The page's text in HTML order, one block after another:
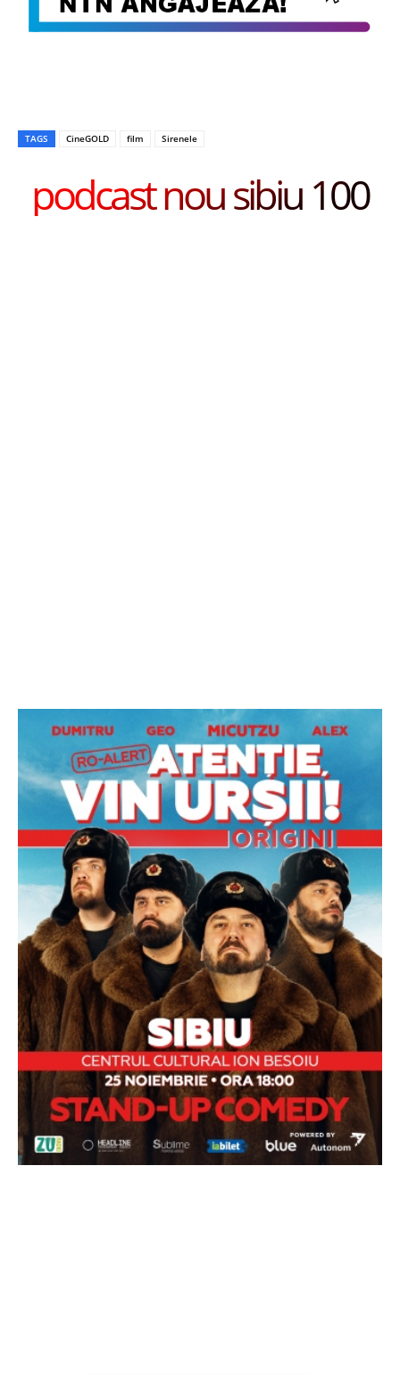
TAGS CineGOLD film Sirenele
podcast nou sibiu 100